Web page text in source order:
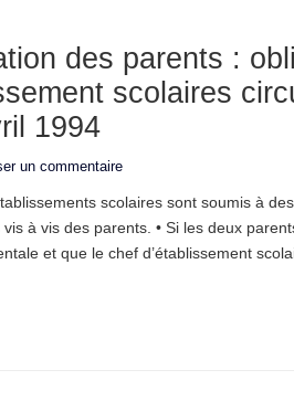
des parents :
scolaires
1994
un commentaire
scolaires sont soumis à
à vis des parents. • Si les deux
et que le chef d’établissement